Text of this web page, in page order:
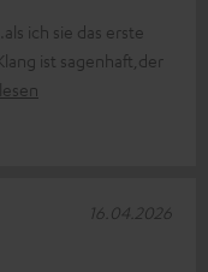
ich sie das erste
ist sagenhaft,der
16.04.2026